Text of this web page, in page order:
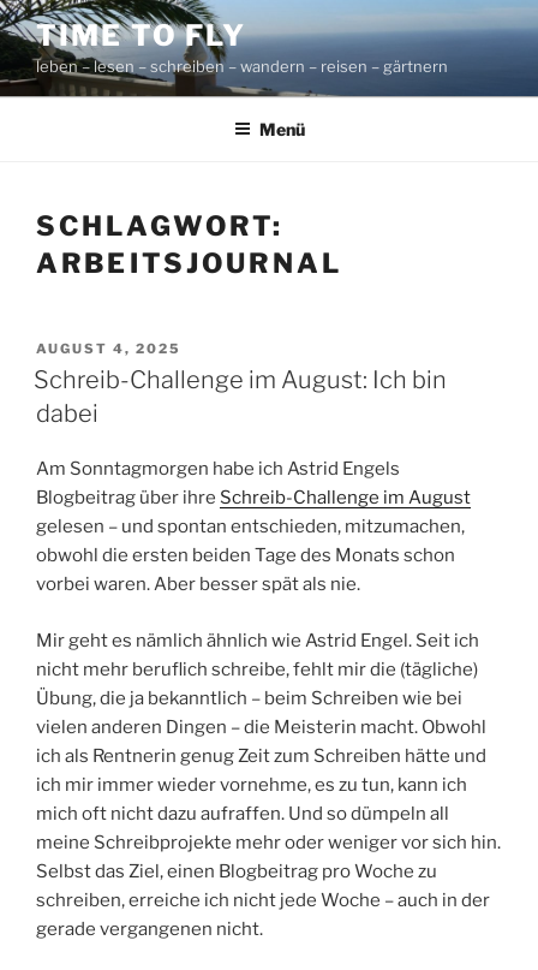
Zum
Inhalt
springen
TIME TO FLY
leben – lesen – schreiben – wandern – reisen – gärtnern
Menü
SCHLAGWORT:
ARBEITSJOURNAL
VERÖFFENTLICHT
AM
AUGUST 4, 2025
Schreib-Challenge im August: Ich bin
dabei
Am Sonntagmorgen habe ich Astrid Engels
Blogbeitrag über ihre Schreib-Challenge im August
gelesen – und spontan entschieden, mitzumachen,
obwohl die ersten beiden Tage des Monats schon
vorbei waren. Aber besser spät als nie.
Mir geht es nämlich ähnlich wie Astrid Engel. Seit ich
nicht mehr beruflich schreibe, fehlt mir die (tägliche)
Übung, die ja bekanntlich – beim Schreiben wie bei
vielen anderen Dingen – die Meisterin macht. Obwohl
ich als Rentnerin genug Zeit zum Schreiben hätte und
ich mir immer wieder vornehme, es zu tun, kann ich
mich oft nicht dazu aufraffen. Und so dümpeln all
meine Schreibprojekte mehr oder weniger vor sich hin.
Selbst das Ziel, einen Blogbeitrag pro Woche zu
schreiben, erreiche ich nicht jede Woche – auch in der
gerade vergangenen nicht.